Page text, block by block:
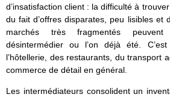
d’insatisfaction client : la difficulté à
du fait d’offres disparates, peu lisibles et
marchés très fragmentés
désintermédier ou l’on déjà été.
l’hôtellerie, des restaurants, du transport
commerce de détail en général.
Les intermédiateurs consolident un